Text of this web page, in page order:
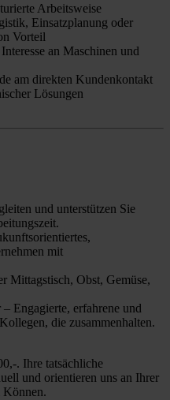
Arbeitsweise
Einsatzplanung oder
Vorteil
an Maschinen und
am direkten Kundenkontakt
Lösungen
und unterstützen Sie
mit
Mittagstisch, Obst, Gemüse,
Engagierte, erfahrene und
die zusammenhalten.
. Ihre tatsächliche
und orientieren uns an Ihrer